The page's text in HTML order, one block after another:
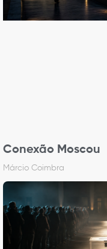
Conexão Moscou
Márcio Coimbra